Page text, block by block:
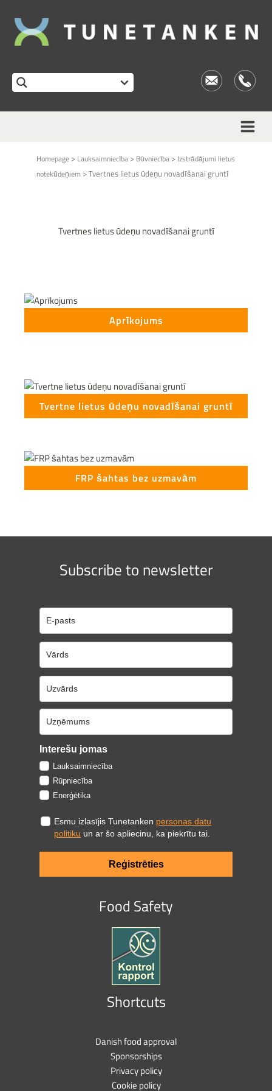
Homepage > Lauksaimniecība > Būvniecība > Izstrādājumi lietus
notekūdeņiem >Tvertnes lietus ūdeņu novadīšanai gruntī
Tvertnes lietus ūdeņu novadīšanai gruntī
Aprīkojums
Tvertne lietus ūdeņu novadīšanai gruntī
FRP šahtas bez uzmavām
Subscribe to newsletter
Interešu jomas
Lauksaimniecība
Rūpniecība
Enerģētika
Esmu izlasījis Tunetanken personas datu
politiku un ar šo apliecinu, ka piekrītu tai.
Reģistrēties
Food Safety
Shortcuts
Danish food approval
Sponsorships
Privacy policy
Cookie policy
This form is temporarily unavailable.